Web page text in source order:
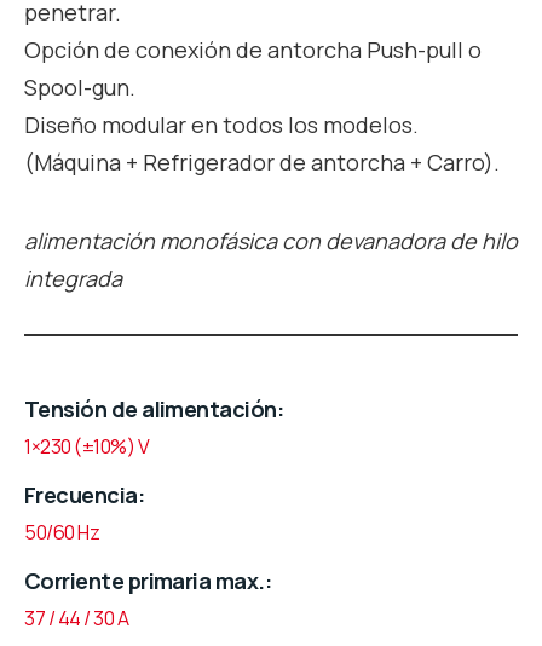
penetrar.
Opción de conexión de antorcha Push-pull o
Spool-gun.
Diseño modular en todos los modelos.
(Máquina + Refrigerador de antorcha + Carro).
alimentación monofásica con devanadora de hilo
integrada
Tensión de alimentación
1×230 (±10%) V
Frecuencia
50/60 Hz
Corriente primaria max.
37 / 44 / 30 A